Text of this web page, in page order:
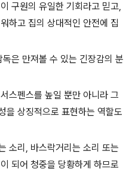
구원의 유일한 기회라고 믿고,
하고 집의 상대적인 안전에 집
은 만져볼 수 있는 긴장감의 분
스펜스를 높일 뿐만 아니라 그
을 상징적으로 표현하는 역할도
소리, 바스락거리는 소리 또는
되어 청중을 당황하게 하므로